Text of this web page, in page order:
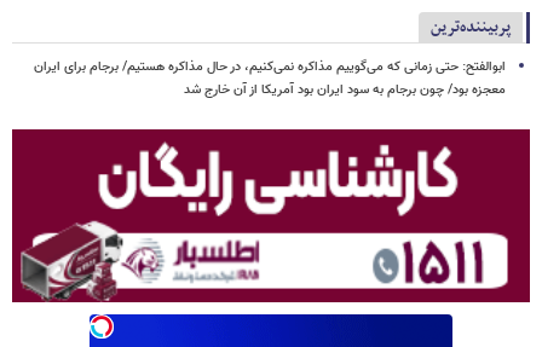
پربیننده‌ترین
ابوالفتح: حتی زمانی که می‌گوییم مذاکره نمی‌کنیم، در حال مذاکره هستیم/ برجام برای ایران
معجزه بود/ چون برجام به سود ایران بود آمریکا از آن خارج شد